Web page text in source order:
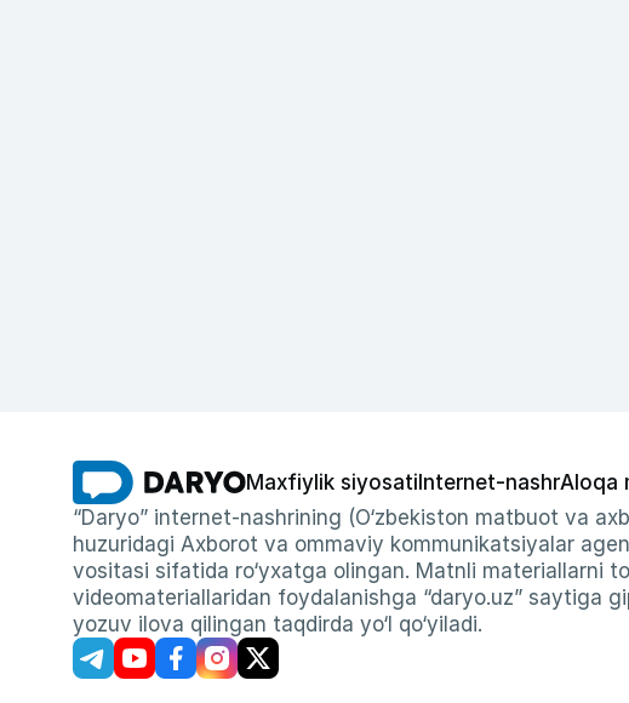
Maxfiylik siyosati Internet-nashrAloqa
“Daryo” internet-nashrining (O‘zbekiston matbuot va
huzuridagi Axborot va ommaviy kommunikatsiyalar
vositasi sifatida ro‘yxatga olingan. Matnli materiallarni
videomateriallaridan foydalanishga “daryo.uz” saytiga
yozuv ilova qilingan taqdirda yo‘l qo‘yiladi.